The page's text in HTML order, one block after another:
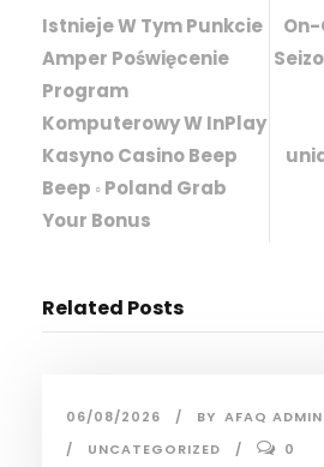
Istnieje W Tym Punkcie
Amper Poświęcenie
Program
Komputerowy W InPlay
Kasyno Casino Beep
Beep ◦ Poland Grab
Your Bonus
On-
Related Posts
06/08/2026 BY AFAQ ADMIN
UNCATEGORIZED
0